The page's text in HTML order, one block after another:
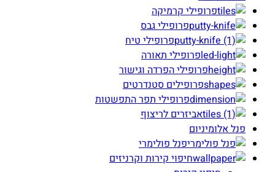
פרופילי קרמיקה
פרופילי גבס
פרופילי טיח
פרופילי תאורה
פרופילי הפרדה וגישור
פרופילים סטנדרטים
פרופילי תפר התפשטות
אביזרים לריצוף
פנל אלומיניום
פנל פולימרי
חיפוי קירות וקרניזים